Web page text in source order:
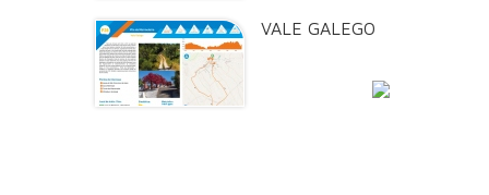
VALE GALEGO